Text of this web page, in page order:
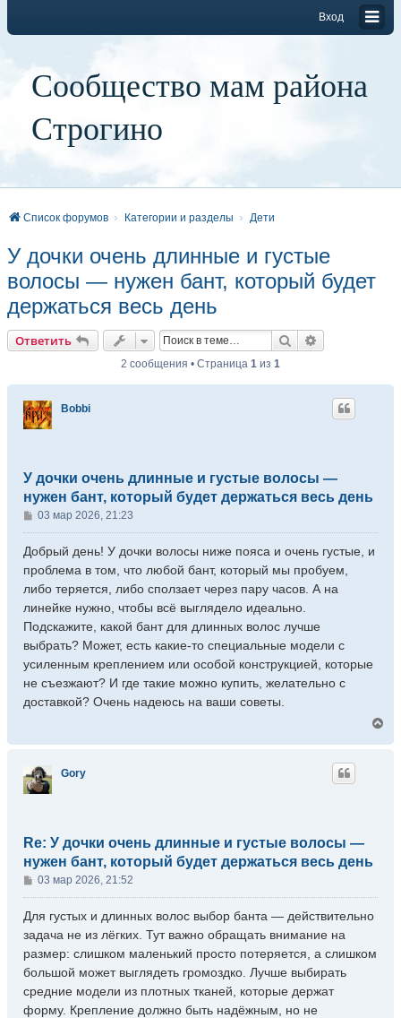
Вход
Сообщество мам района
Строгино
Список форумов Категории и разделы Дети
У дочки очень длинные и густые
волосы — нужен бант, который будет
держаться весь день
Ответить Поиск
2 сообщения • Страница 1 из 1
Bobbi
У дочки очень длинные и густые волосы —
нужен бант, который будет держаться весь день
С
о
о
е
н
и
е
03 мар 2026, 21:23
Добрый день! У дочки волосы ниже пояса и очень густые, и
проблема в том, что любой бант, который мы пробуем,
либо теряется, либо сползает через пару часов. А на
линейке нужно, чтобы всё выглядело идеально.
Подскажите, какой бант для длинных волос лучше
выбрать? Может, есть какие-то специальные модели с
усиленным креплением или особой конструкцией, которые
не съезжают? И где такие можно купить, желательно с
доставкой? Очень надеюсь на ваши советы.
Gory
Re: У дочки очень длинные и густые волосы —
нужен бант, который будет держаться весь день
С
о
о
щ
е
н
и
е
03 мар 2026, 21:52
Для густых и длинных волос выбор банта — действительно
задача не из лёгких. Тут важно обращать внимание на
размер: слишком маленький просто потеряется, а слишком
большой может выглядеть громоздко. Лучше выбирать
средние модели из плотных тканей, которые держат
форму. Крепление должно быть надёжным, но не